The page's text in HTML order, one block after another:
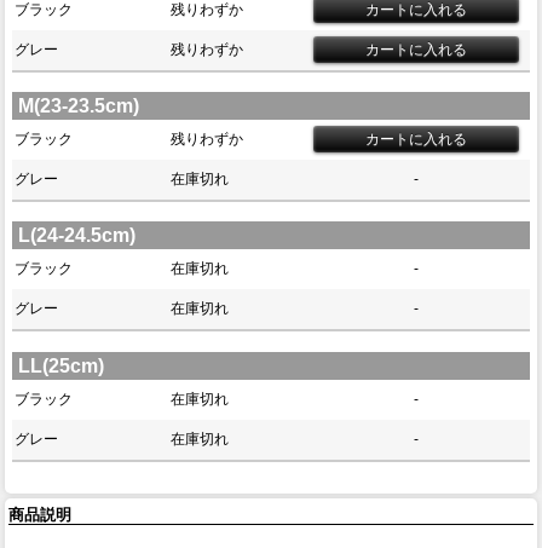
ブラック 残りわずか
グレー 残りわずか
M(23-23.5cm)
ブラック 残りわずか
グレー 在庫切れ -
L(24-24.5cm)
ブラック 在庫切れ -
グレー 在庫切れ -
LL(25cm)
ブラック 在庫切れ -
グレー 在庫切れ -
商品説明